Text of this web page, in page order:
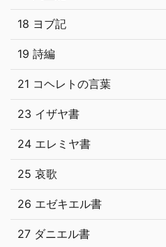
18 ヨブ記
19 詩編
21 コヘレトの言葉
23 イザヤ書
24 エレミヤ書
25 哀歌
26 エゼキエル書
27 ダニエル書